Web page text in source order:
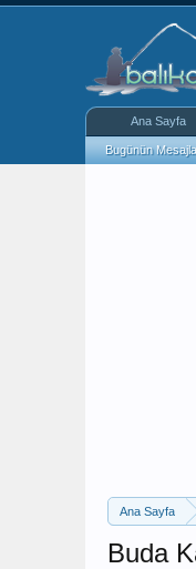
Ana Sayfa
Buda
Ana Sayfa
Bugünün